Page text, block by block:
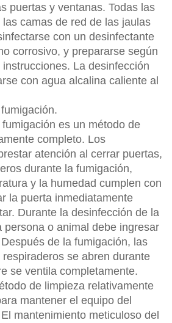
puertas y ventanas. Todas las
camas de red de las jaulas
con un desinfectante
corrosivo, y prepararse según
La desinfección
con agua alcalina caliente al
es un método de
completo. Los
atención al cerrar puertas,
durante la fumigación,
y la humedad cumplen con
la puerta inmediatamente
Durante la desinfección de la
persona o animal debe ingresar
de la fumigación, las
se abren durante
se ventila completamente.
de limpieza relativamente
mantener el equipo del
mantenimiento meticuloso del